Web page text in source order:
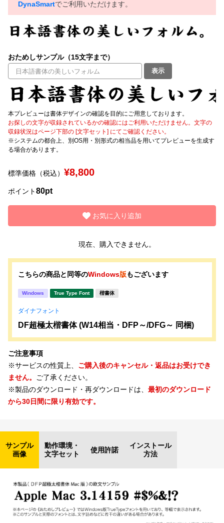
よくあるご質問
お問い合わせ
太さ・ウェイト
文字種類
価格帯
リセット
DynaSmartでご利用いただけます。
おためしサンプル（15文字まで）
表示
本プレビューは書体デザインの確認を目的にご用意しております。
お探しの文字が収録されているかの確認にはご利用いただけません。文字の
収録状況はページ下部の [文字セット] にてご確認ください。
※システムの都合上、別OS用・別形式の相当品を用いてプレビューを生成す
る場合があります。
標準価格（税込） ¥8,800
ポイント80pt
お気に入り追加
現在、購入できません。
こちらの商品と同等のWindows版もございます
Windows True Type Font 楷書体
ダイナフォント
DF超極太楷書体 (W14相当・DFP～/DFG～ 同梱)
ご注意事項
※サービスの性質上、 ご購入後のキャンセル・返品はお受けでき
ません。 ご了承ください。
※製品のダウンロード・再ダウンロードは、 最初のダウンロード
から30日間に限り有効です。
サンプル
画像
動作環境・
文字セット
使用許諾
インストール
方法